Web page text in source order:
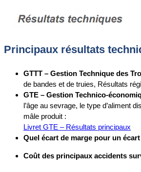
Principaux résultats
GTTT – Gestion Technique des
de bandes et de truies, Résultats
GTE – Gestion Technico-
l’âge au sevrage, le type d’aliment
mâle produit :
Livret GTE – Résultats principaux
Quel écart de marge pour un
Coût des principaux accidents